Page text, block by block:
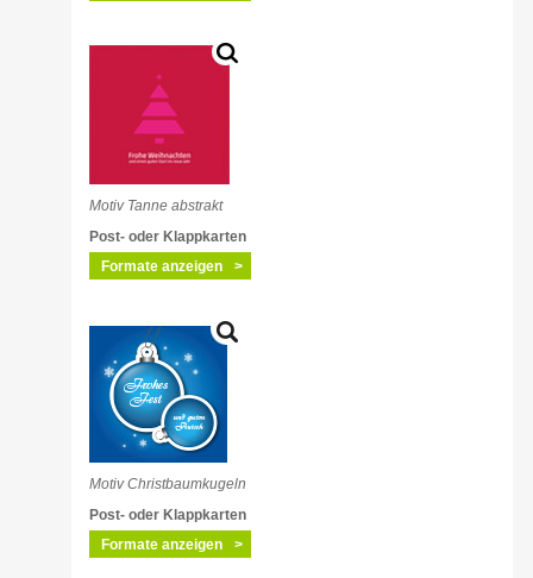
Motiv Tanne abstrakt
Post- oder Klappkarten
Formate anzeigen
Motiv Christbaumkugeln
Post- oder Klappkarten
Formate anzeigen